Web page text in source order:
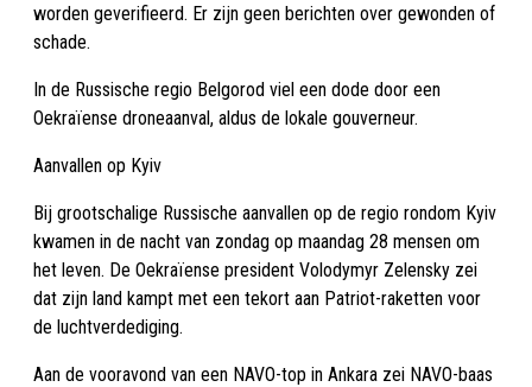
worden geverifieerd. Er zijn geen berichten over gewonden of
schade.
In de Russische regio Belgorod viel een dode door een
Oekraïense droneaanval, aldus de lokale gouverneur.
Aanvallen op Kyiv
Bij grootschalige Russische aanvallen op de regio rondom Kyiv
kwamen in de nacht van zondag op maandag 28 mensen om
het leven. De Oekraïense president Volodymyr Zelensky zei
dat zijn land kampt met een tekort aan Patriot-raketten voor
de luchtverdediging.
Aan de vooravond van een NAVO-top in Ankara zei NAVO-baas